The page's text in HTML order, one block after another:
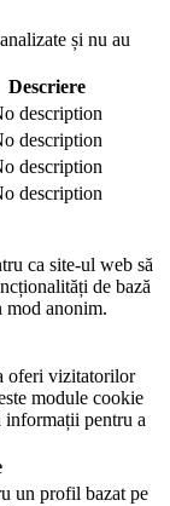
și nu au
Descriere
description
description
description
description
ca site-ul web să
de bază
mod anonim.
oferi vizitatorilor
module cookie
informații pentru a
un profil bazat pe